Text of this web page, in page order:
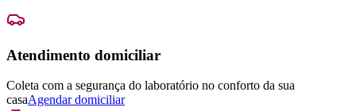
Atendimento domiciliar
Coleta com a segurança do laboratório no conforto da sua
casaAgendar domiciliar